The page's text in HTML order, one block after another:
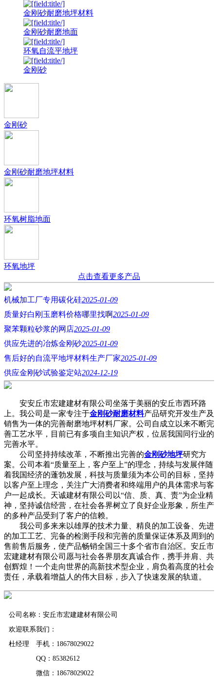
金刚砂耐磨地坪材料
金刚砂耐磨地面
环氧自流平地坪
金刚砂
金刚砂
金刚砂耐磨地坪材料
环氧树脂地面
环氧地坪
点击查看更多产品
机械加工厂专用碳化硅2025-01-09
质量好白刚玉磨料价格哪里找啊2025-01-09
聚苯颗粒砂浆的网店2025-01-09
供应先进的冶炼金刚砂2025-01-09
售后好的自流平地坪材料生产厂家2025-01-09
供应金刚砂试验鉴定站2024-12-19
安安丘市宏建建材有限公司坐落于美丽的安丘市西环路
上。我公司是一家专注于金刚砂耐磨材料产品研究开发生产及
销售为一体的完善耐磨地坪材料厂家。公司自成立以来不断完
善工艺水平，目前已有多项自主知识产权，位居我国同行业的
完善水平。
公司坚持持续改革，不断推出完善的金刚砂地坪研究方
案。公司本着“质量至上，客户至上”的理念，持续与发展伴随
着我国经济的蓬勃发展，科技与质量须为本公司的目标，坚持
以客户至上理念，关注广大消费者和终端用户的具体需求与客
户一起成长。天诚建材有限公司以“信、质、真、责”为企业精
神，坚持诚信经营，在社会各界树立了良好企业形象，所生产
的多种产品受到了客户的信赖。
我公司多来来以雄厚的技术力量、精良的加工设备、先进
的加工工艺、完备的检测手段和完善的质量保证体系及周到的
售前售后服务，使产品畅销全国三十多个省市自治区。安丘市
宏建建材有限公司愿与社会各界朋友真诚合作，携手并肩、共
创辉煌！一个走向世界的高新技术型企业，肩负着高度的社会
责任，承载着增益人的伟大目标，步入了快速发展的轨道。
公司名称：安丘市宏建建材有限公司
欢迎联系我们：
杜经理 手机：18678029022
QQ：85382612
微信：18678029022